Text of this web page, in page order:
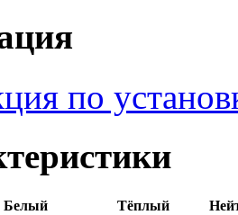
по
Белый Тёплый